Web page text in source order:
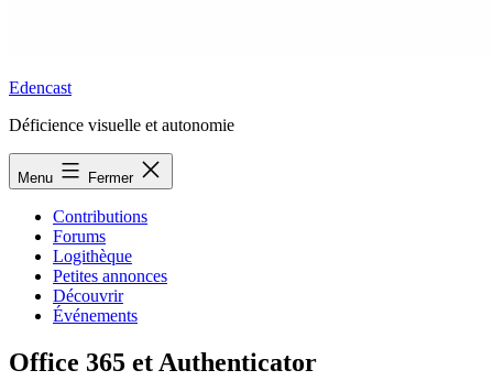
Edencast
Déficience visuelle et autonomie
Menu Fermer
Contributions
Forums
Logithèque
Petites annonces
Découvrir
Événements
Office 365 et Authenticator